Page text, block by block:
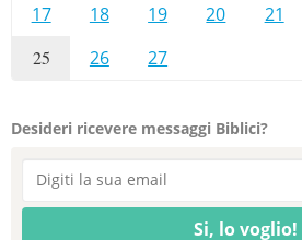
17
18 19 20 21
25 26 27
Desideri ricevere messaggi Biblici?